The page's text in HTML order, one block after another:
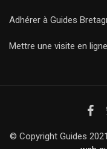
Adhérer à Guides
Mettre une visite en
© Copyright Guides